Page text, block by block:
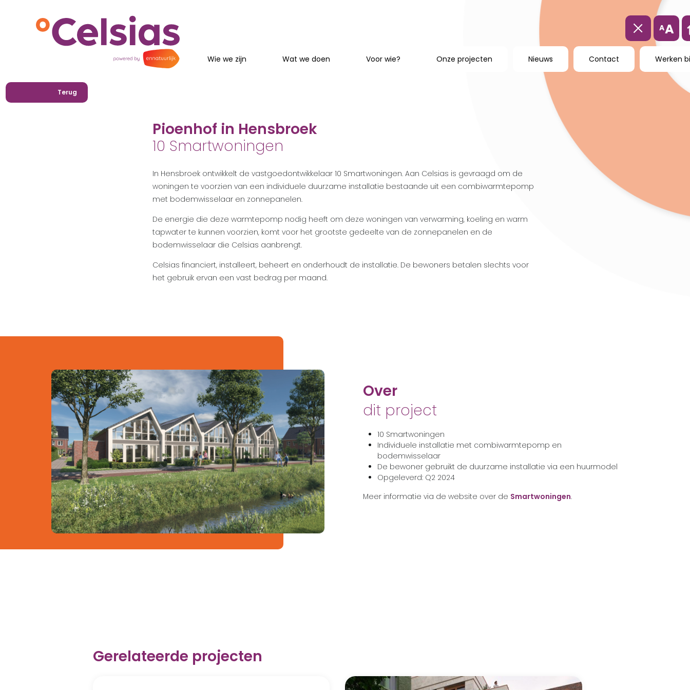
Wie we zijn Wat we doen Voor wie? Onze projecten Nieuws Contact Werken
AA
Terug
Pioenhof in Hensbroek
10 Smartwoningen
In Hensbroek ontwikkelt de vastgoedontwikkelaar 10 Smartwoningen. Aan Celsias is gevraagd om de
woningen te voorzien van een individuele duurzame installatie bestaande uit een combiwarmtepomp
met bodemwisselaar en zonnepanelen.
De energie die deze warmtepomp nodig heeft om deze woningen van verwarming, koeling en warm
tapwater te kunnen voorzien, komt voor het grootste gedeelte van de zonnepanelen en de
bodemwisselaar die Celsias aanbrengt.
Celsias financiert, installeert, beheert en onderhoudt de installatie. De bewoners betalen slechts voor
het gebruik ervan een vast bedrag per maand.
Over
dit project
10 Smartwoningen
Individuele installatie met combiwarmtepomp en
bodemwisselaar
De bewoner gebruikt de duurzame installatie via een huurmodel
Opgeleverd: Q2 2024
Meer informatie via de website over de Smartwoningen.
Gerelateerde projecten